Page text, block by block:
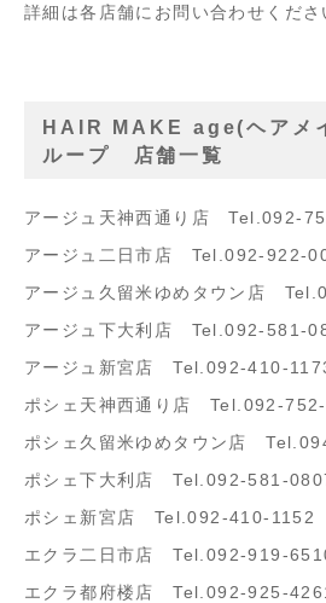
詳細は各店舗にお問い合わせくださ
HAIR MAKE age(ヘアメ
ループ 店舗一覧
アージュ天神西通り店 Tel.092-
アージュ二日市店 Tel.092-922-
アージュ久留米ゆめタウン店
アージュ下大利店 Tel.092-581-
アージュ新宮店 Tel.092-410-
ポシェ天神西通り店 Tel.092-
ポシェ久留米ゆめタウン店
ポシェ下大利店 Tel.092-581-
ポシェ新宮店 Tel.092-410-1152
エクラ二日市店 Tel.092-919-
エクラ都府楼店 Tel.092-925-